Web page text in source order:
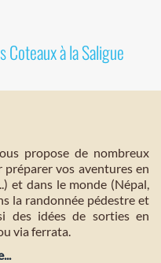
Coteaux à la Saligue
propose de nombreux
vos aventures en
et dans le monde (Népal,
la randonnée pédestre et
des idées de sorties en
via ferrata.